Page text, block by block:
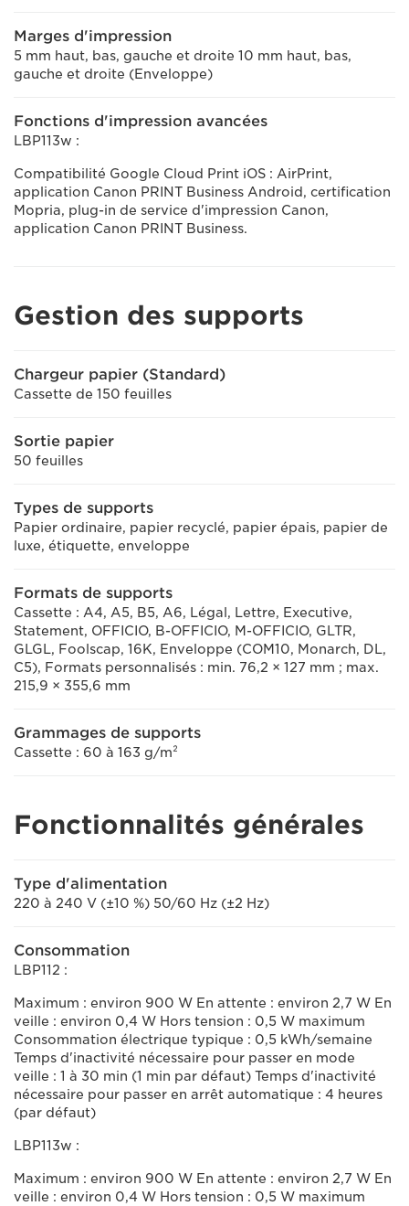
Marges d'impression
5 mm haut, bas, gauche et droite 10 mm haut, bas,
gauche et droite (Enveloppe)
Fonctions d'impression avancées
LBP113w :
Compatibilité Google Cloud Print iOS : AirPrint,
application Canon PRINT Business Android, certification
Mopria, plug-in de service d'impression Canon,
application Canon PRINT Business.
Gestion des supports
Chargeur papier (Standard)
Cassette de 150 feuilles
Sortie papier
50 feuilles
Types de supports
Papier ordinaire, papier recyclé, papier épais, papier de
luxe, étiquette, enveloppe
Formats de supports
Cassette : A4, A5, B5, A6, Légal, Lettre, Executive,
Statement, OFFICIO, B-OFFICIO, M-OFFICIO, GLTR,
GLGL, Foolscap, 16K, Enveloppe (COM10, Monarch, DL,
C5), Formats personnalisés : min. 76,2 × 127 mm ; max.
215,9 × 355,6 mm
Grammages de supports
Cassette : 60 à 163 g/m²
Fonctionnalités générales
Type d'alimentation
220 à 240 V (±10 %) 50/60 Hz (±2 Hz)
Consommation
LBP112 :
Maximum : environ 900 W En attente : environ 2,7 W En
veille : environ 0,4 W Hors tension : 0,5 W maximum
Consommation électrique typique : 0,5 kWh/semaine
Temps d'inactivité nécessaire pour passer en mode
veille : 1 à 30 min (1 min par défaut) Temps d'inactivité
nécessaire pour passer en arrêt automatique : 4 heures
(par défaut)
LBP113w :
Maximum : environ 900 W En attente : environ 2,7 W En
veille : environ 0,4 W Hors tension : 0,5 W maximum